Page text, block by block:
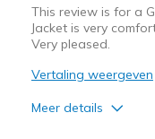
This review is for a
Jacket is very
Very pleased.
Vertaling weergeven
Meer details